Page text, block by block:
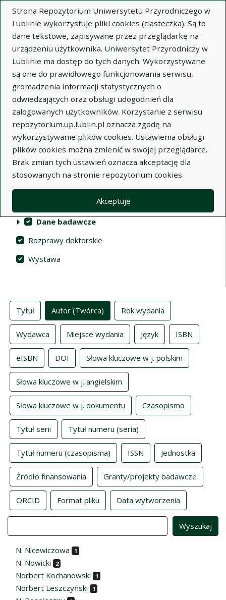
Strona Repozytorium Uniwersytetu Przyrodniczego w
Lublinie wykorzystuje pliki cookies (ciasteczka). Są to
dane tekstowe, zapisywane przez przeglądarkę na
urządzeniu użytkownika. Uniwersytet Przyrodniczy w
Lublinie ma dostęp do tych danych. Wykorzystywane
są one do prawidłowego funkcjonowania serwisu,
gromadzenia informacji statystycznych o
odwiedzających oraz obsługi udogodnień dla
zalogowanych użytkowników. Korzystanie z serwisu
repozytorium.up.lublin.pl oznacza zgodę na
wykorzystywanie plików cookies. Ustawienia obsługi
plików cookies można zmienić w swojej przeglądarce.
Brak zmian tych ustawień oznacza akceptację dla
stosowanych na stronie repozytorium cookies.
Akceptuję
Repozytorium Uniwersytetu
Przyrodniczego w Lublinie
Indeksy
Akcje na kolekcjach Wyczyść Zaznacz wszystko
Kolekcje(automatyczne przeładowanie treści)
Publikacje naukowe
Materiały audiowizualne
Dane badawcze
Rozprawy doktorskie
Wystawa
Indeksy
Tytuł Autor (Twórca) Rok wydania
Wydawca Miejsce wydania Język ISBN
eISBN DOI Słowa kluczowe w j. polskim
Słowa kluczowe w j. angielskim
Słowa kluczowe w j. dokumentu Czasopismo
Tytuł serii Tytuł numeru (seria)
Tytuł numeru (czasopisma) ISSN Jednostka
Źródło finansowania Granty/projekty badawcze
ORCID Format pliku Data wytworzenia
N. Nicewiczowa 1
N. Nowicki 2
Norbert Kochanowski 1
Norbert Leszczyński 1